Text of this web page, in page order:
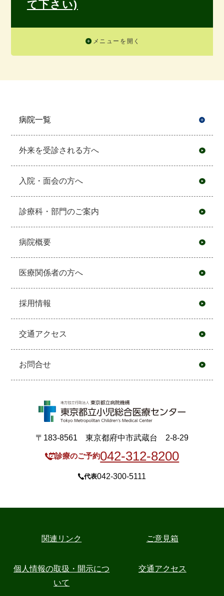
て下さい)
メニューを開く
病院一覧
外来を受診される方へ
入院・面会の方へ
診療科・部門のご案内
病院概要
医療関係者の方へ
採用情報
交通アクセス
お問合せ
〒183-8561 東京都府中市武蔵台 2-8-29
診療のご予約042-312-8200
代表042-300-5111
関連リンク ご意見箱
個人情報の取扱・開示につ
いて
交通アクセス